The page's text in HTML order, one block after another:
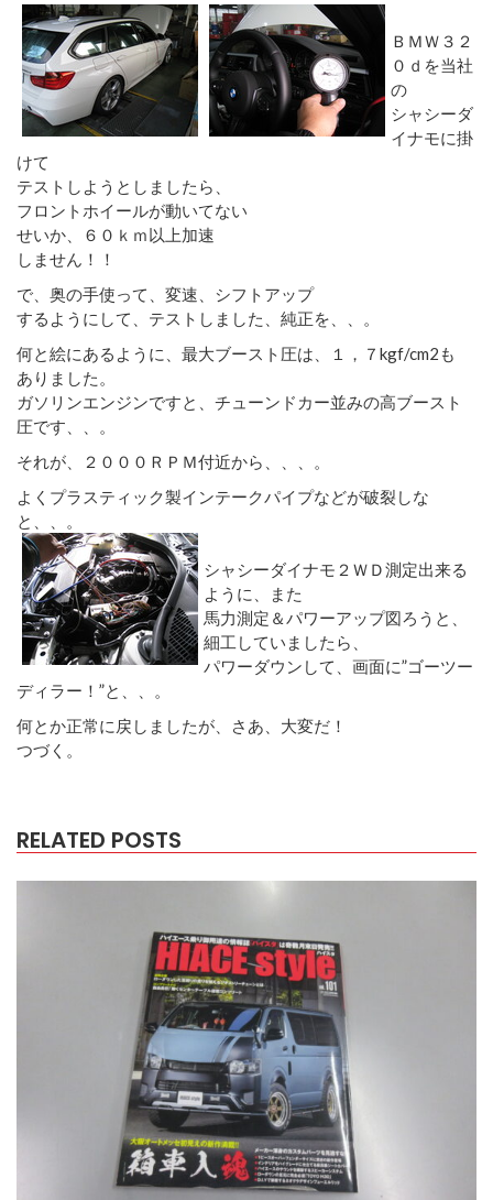
ＢＭＷ３２
０ｄを当社
の
シャシーダ
イナモに掛
けて
テストしようとしましたら、
フロントホイールが動いてない
せいか、６０ｋｍ以上加速
しません！！
で、奥の手使って、変速、シフトアップ
するようにして、テストしました、純正を、、。
何と絵にあるように、最大ブースト圧は、１，７kgf/cm2も
ありました。
ガソリンエンジンですと、チューンドカー並みの高ブースト
圧です、、。
それが、２０００ＲＰＭ付近から、、、。
よくプラスティック製インテークパイプなどが破裂しな
と、、。
シャシーダイナモ２ＷＤ測定出来る
ように、また
馬力測定＆パワーアップ図ろうと、
細工していましたら、
パワーダウンして、画面に”ゴーツー
ディラー！”と、、。
何とか正常に戻しましたが、さあ、大変だ！
つづく。
RELATED POSTS